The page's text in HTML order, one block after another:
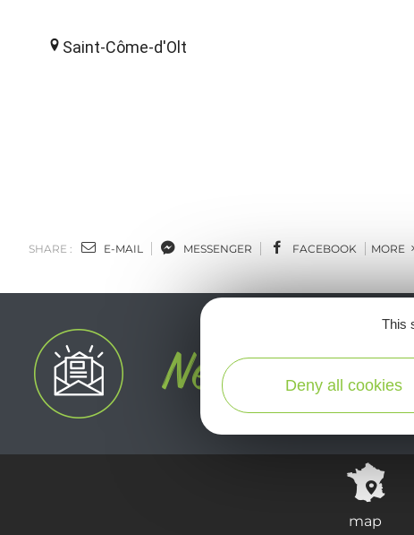
Saint-Côme-d'Olt
SHARE : E-MAIL MESSENGER FACEBOOK MORE
map
This
Deny all cookies